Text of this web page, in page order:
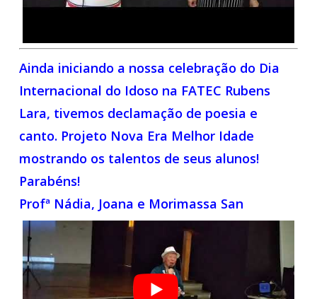
Ainda iniciando a nossa celebração do Dia
Internacional do Idoso na FATEC Rubens
Lara, tivemos declamação de poesia e
canto. Projeto Nova Era Melhor Idade
mostrando os talentos de seus alunos!
Parabéns!
Profª Nádia, Joana e Morimassa San